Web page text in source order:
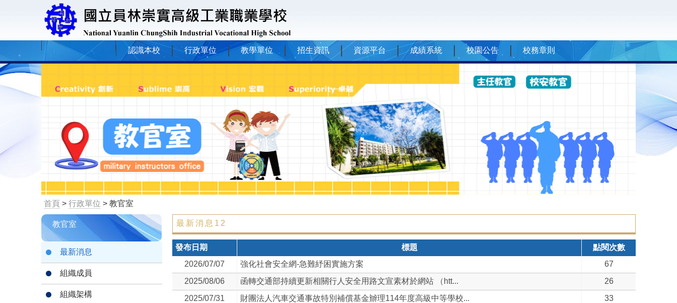
認識本校 行政單位 教學單位 招生資訊 資源平台 成績系統 校園公告 校務章則
首頁 > 行政單位 > 教官室
教官室
最新消息
組織成員
組織架構
最新消息12
發布日期 標題
點閱次數
2026/07/07
強化社會安全網-急難紓困實施方案
67
2025/08/06
函轉交通部持續更新相關行人安全用路文宣素材於網站 （htt...
26
2025/07/31
財團法人汽車交通事故特別補償基金辧理114年度高級中等學校...
33